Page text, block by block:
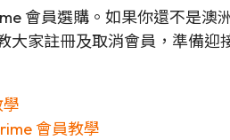
會員選購。如果你還不是澳
大家註冊及取消會員，準備迎
會員教學